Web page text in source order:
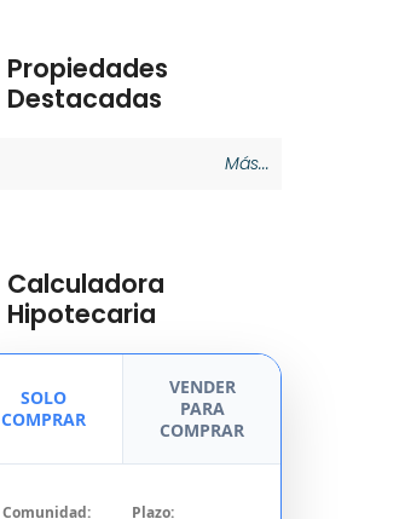
Propiedades
Destacadas
Más...
Calculadora
Hipotecaria
SOLO
COMPRAR
VENDER
PARA
COMPRAR
Comunidad: Plazo: